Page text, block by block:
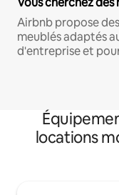
Airbnb propose
meublés adaptés
d'entreprise et
locations